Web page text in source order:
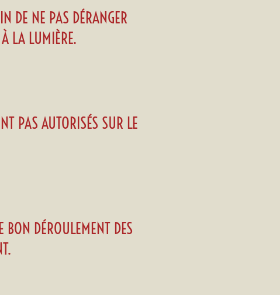
DE NE PAS DÉRANGER
LA LUMIÈRE.
PAS AUTORISÉS SUR LE
BON DÉROULEMENT DES